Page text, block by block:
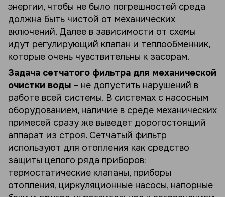
энергии, чтобы не было погрешностей среда
должна быть чистой от механических
включений. Далее в зависимости от схемы
идут регулирующий клапан и теплообменник,
которые очень чувствительны к засорам.
Задача сетчатого фильтра для механической
очистки воды – не допустить нарушений в
работе всей системы. В системах с насосным
оборудованием, наличие в среде механических
примесей сразу же выведет дорогостоящий
аппарат из строя. Сетчатый фильтр
используют для отопления как средство
защиты целого ряда приборов:
термостатические клапаны, приборы
отопления, циркуляционные насосы, напорные